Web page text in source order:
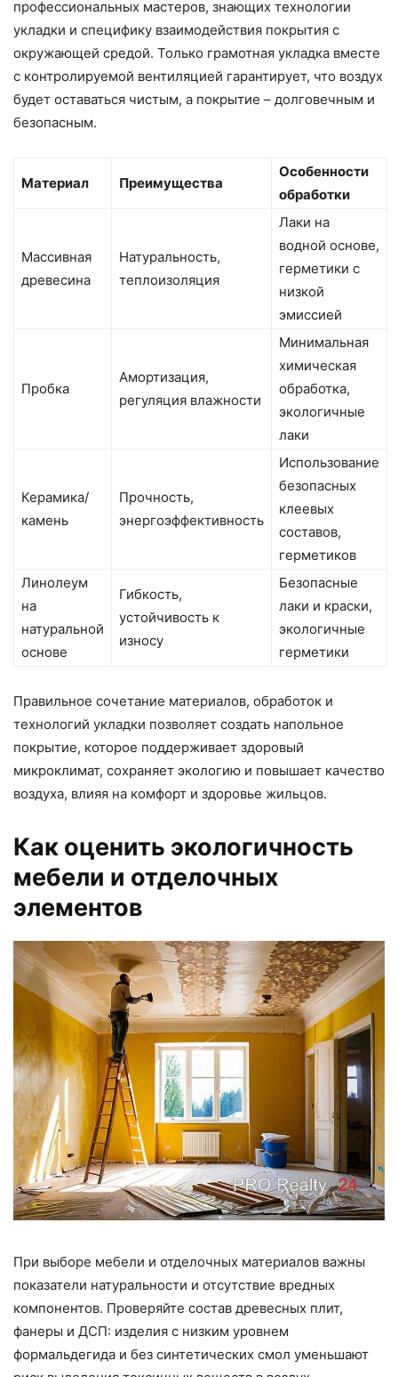
профессиональных мастеров, знающих технологии
укладки и специфику взаимодействия покрытия с
окружающей средой. Только грамотная укладка вместе
с контролируемой вентиляцией гарантирует, что воздух
будет оставаться чистым, а покрытие – долговечным и
безопасным.
Материал Преимущества
Особенности
обработки
Массивная
древесина
Натуральность,
теплоизоляция
Лаки на
водной основе,
герметики с
низкой
эмиссией
Пробка
Амортизация,
регуляция влажности
Минимальная
химическая
обработка,
экологичные
лаки
Керамика/
камень
Прочность,
энергоэффективность
Использование
безопасных
клеевых
составов,
герметиков
Линолеум
на
натуральной
основе
Гибкость,
устойчивость к
износу
Безопасные
лаки и краски,
экологичные
герметики
Правильное сочетание материалов, обработок и
технологий укладки позволяет создать напольное
покрытие, которое поддерживает здоровый
микроклимат, сохраняет экологию и повышает качество
воздуха, влияя на комфорт и здоровье жильцов.
Как оценить экологичность
мебели и отделочных
элементов
При выборе мебели и отделочных материалов важны
показатели натуральности и отсутствие вредных
компонентов. Проверяйте состав древесных плит,
фанеры и ДСП: изделия с низким уровнем
формальдегида и без синтетических смол уменьшают